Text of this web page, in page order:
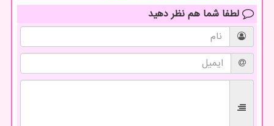
لطفا شما هم نظر دهید